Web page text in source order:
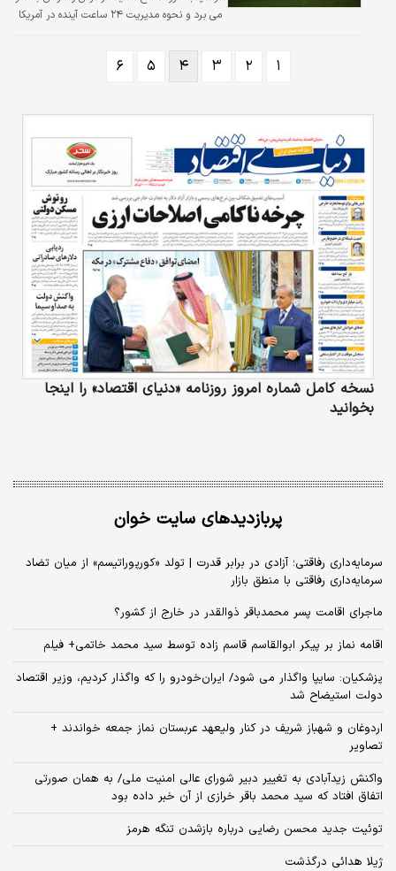
می برد و نحوه مدیریت ۲۴ ساعت آینده در آمریکا
۱ ۲ ۳ ۴ ۵ ۶
نسخه کامل شماره امروز روزنامه «دنیای‌ اقتصاد» را اینجا
بخوانید
پربازدیدهای سایت خوان
سرمایه‌داری رفاقتی؛ آزادی در برابر قدرت | تولد «کورپوراتیسم» از میان تضاد
سرمایه‌داری رفاقتی با منطق بازار
ماجرای اقامت پسر محمدباقر ذوالقدر در خارج از کشور؟
اقامه نماز بر پیکر ابوالقاسم قاسم زاده توسط سید محمد خاتمی+ فیلم
پزشکیان: سایپا واگذار می شود/ ایران‌خودرو را که واگذار کردیم، وزیر اقتصاد
دولت استیضاح شد
اردوغان و شهباز شریف در کنار ولیعهد عربستان نماز جمعه خواندند +
تصاویر
واکنش زیدآبادی به تغییر دبیر شورای عالی امنیت ملی/ به همان صورتی
اتفاق افتاد که سید محمد باقر خرازی از آن خبر داده بود
توئیت جدید محسن رضایی درباره بازشدن تنگه هرمز
ژیلا هدائی درگذشت